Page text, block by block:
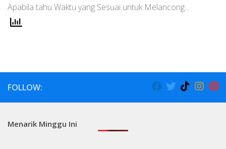
Apabila tahu Waktu yang Sesuai untuk Melancong...
FOLLOW:
Menarik Minggu Ini